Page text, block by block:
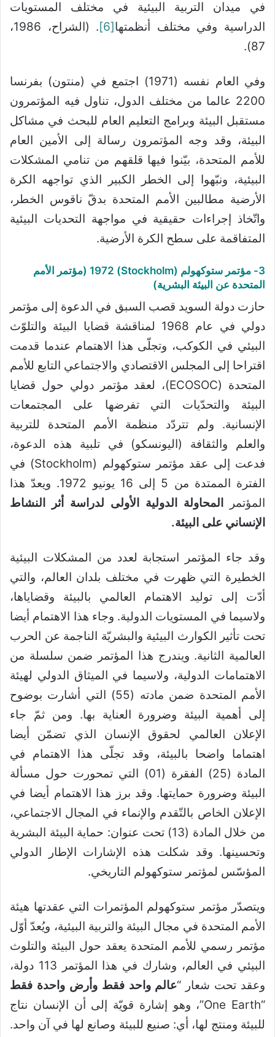
في ميدان التربية البيئية في مختلف المستويات
الدراسية وفي مختلف أنظمتها[6]
. (الشراح، 1986،
87).
وفي العام نفسه (1971) اجتمع في (منتون) بفرنسا
2200 عالما من مختلف الدول، تناول فيه المؤتمرون
مستقبل البيئة وبرامج التعليم العام للبحث في مشاكل
البيئة، وقد وجه المؤتمرون رسالة إلى الأمين العام
للأمم المتحدة، بيّنوا فيها قلقهم من تنامي المشكلات
البيئية، ونبّهوا إلى الخطر الكبير الذي تواجهه الكرة
الأرضية مطالبين الأمم المتحدة بدقّ ناقوس الخطر،
واتّخاذ إجراءات حقيقية في مواجهة التحديات البيئية
المتفاقمة على سطح الكرة الأرضية.
3- مؤتمر ستوكهولم (Stockholm) 1972 (مؤتمر الأمم
المتحدة عن البيئة البشرية)
حازت دولة السويد قصب السبق في الدعوة إلى مؤتمر
دولي في عام 1968 لمناقشة قضايا البيئة والتلوّث
البيئي في الكوكب، وتجلّى هذا الاهتمام عندما قدمت
اقتراحا إلى المجلس الاقتصادي والاجتماعي التابع للأمم
المتحدة (ECOSOC)، لعقد مؤتمر دولي حول قضايا
البيئة والتحدّيات التي تفرضها على المجتمعات
الإنسانية. ولم تتردّد منظمة الأمم المتحدة للتربية
والعلم والثقافة (اليونسكو) في تلبية هذه الدعوة،
فدعت إلى عقد مؤتمر ستوكهولم (Stockholm) في
الفترة الممتدة من 5 إلى 16 يونيو 1972. ويعدّ هذا
المؤتمر
المحاولة الدولية الأولى لدراسة أثر النشاط
الإنساني على البيئة.
وقد جاء المؤتمر استجابة لعدد من المشكلات البيئية
الخطيرة التي ظهرت في مختلف بلدان العالم، والتي
أدّت إلى توليد الاهتمام العالمي بالبيئة وقضاياها،
ولاسيما في المستويات الدولية. وجاء هذا الاهتمام أيضا
تحت تأثير الكوارث البيئية والبشريّة الناجمة عن الحرب
العالمية الثانية. ويندرج هذا المؤتمر ضمن سلسلة من
الاهتمامات الدولية، ولاسيما في الميثاق الدولي لهيئة
الأمم المتحدة ضمن مادته (55) التي أشارت بوضوح
إلى أهمية البيئة وضرورة العناية بها. ومن ثمّ جاء
الإعلان العالمي لحقوق الإنسان الذي تضمّن أيضا
اهتماما واضحا بالبيئة، وقد تجلّى هذا الاهتمام في
المادة (25) الفقرة (01) التي تمحورت حول مسألة
البيئة وضرورة حمايتها. وقد برز هذا الاهتمام أيضا في
الإعلان الخاص بالتّقدم والإنماء في المجال الاجتماعي،
من خلال المادة (13) تحت عنوان: حماية البيئة البشرية
وتحسينها. وقد شكلت هذه الإشارات الإطار الدولي
المؤسّس لمؤتمر ستوكهولم التاريخي.
ويتصدّر مؤتمر ستوكهولم المؤتمرات التي عقدتها هيئة
الأمم المتحدة في مجال البيئة والتربية البيئية، ويُعدّ أوّل
مؤتمر رسمي للأمم المتحدة يعقد حول البيئة والتلوث
البيئي في العالم، وشارك في هذا المؤتمر 113 دولة،
وعقد تحت شعار “عالم واحد فقط وأرض واحدة فقط
“One Earth”، وهو إشارة قويّة إلى أن الإنسان نتاج
للبيئة ومنتج لها، أي: صنيع للبيئة وصانع لها في آن واحد.